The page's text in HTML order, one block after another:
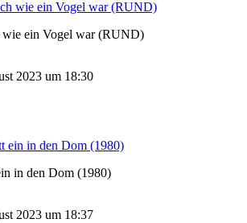
ein Vogel war (RUND)
2023 um 18:30
in den Dom (1980)
2023 um 18:37